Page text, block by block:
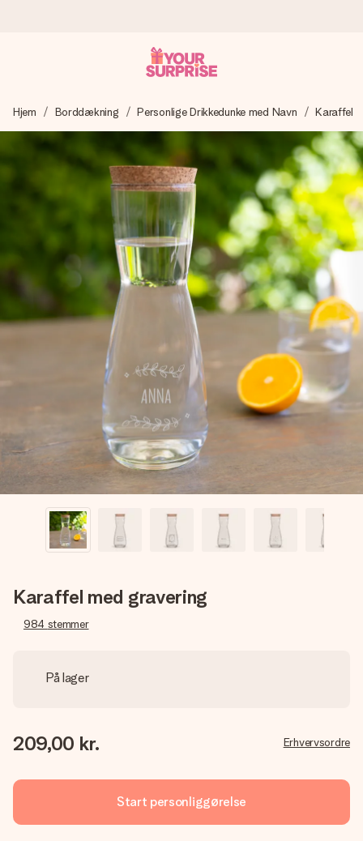
Vi laver din gave med omhu og sender den lynhurtigt – så
du kan give den på det helt rette tidspunkt, når den
betyder allermest.
4,7 (baseret på +15.000 anmeldelser)
Vores gaver inspirerer. Kunderne giver os 4,7 på Google
Reviews.
Gratis kort med hilsen
Lav noget særligt i blot få trin – med hendes navn, et
billede af dig eller en besked, der går lige i hendes hjerte.
Intet besvær men udelukkende en masse kærlighed i
Hjem Borddækning Personlige Drikkedunke med Navn Karaffel
Karaffel med gravering
984 stemmer
På lager
209,00 kr. Erhvervsordre
Start personliggørelse